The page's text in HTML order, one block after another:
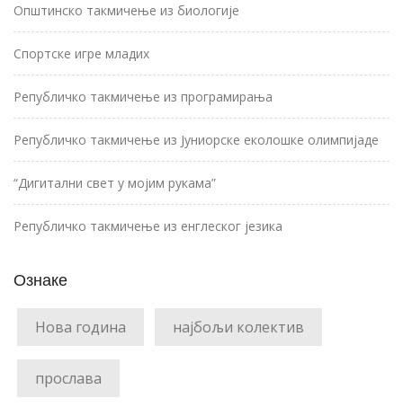
Општинско такмичење из биологије
Спортске игре младих
Републичко такмичење из програмирања
Републичко такмичење из Јуниорске еколошке олимпијаде
“Дигитални свет у мојим рукама”
Републичко такмичење из енглеског језика
Ознаке
Нова година најбољи колектив
прослава